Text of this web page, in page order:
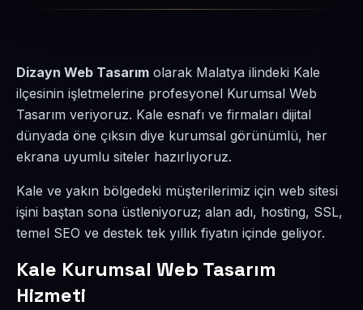
Dizayn Web Tasarım olarak Malatya ilindeki Kale
ilçesinin işletmelerine profesyonel Kurumsal Web
Tasarım veriyoruz. Kale esnafı ve firmaları dijital
dünyada öne çıksın diye kurumsal görünümlü, her
ekrana uyumlu siteler hazırlıyoruz.
Kale ve yakın bölgedeki müşterilerimiz için web sitesi
işini baştan sona üstleniyoruz; alan adı, hosting, SSL,
temel SEO ve destek tek yıllık fiyatın içinde geliyor.
Kale Kurumsal Web Tasarım
Hizmeti